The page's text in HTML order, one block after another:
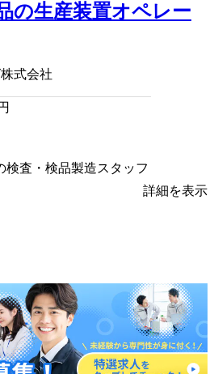
の生産装置オペレー
式会社
検査・検品製造スタッフ
詳細を表示